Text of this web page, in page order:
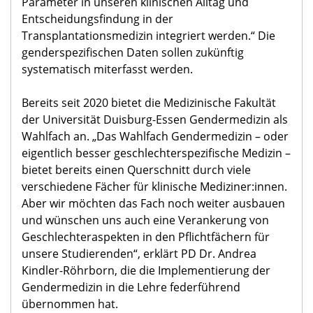
Entscheidungsfindung in der
Transplantationsmedizin integriert werden.“ Die
genderspezifischen Daten sollen zukünftig
systematisch miterfasst werden.
Bereits seit 2020 bietet die Medizinische Fakultät
der Universität Duisburg-Essen Gendermedizin als
Wahlfach an. „Das Wahlfach Gendermedizin – oder
eigentlich besser geschlechterspezifische Medizin –
bietet bereits einen Querschnitt durch viele
verschiedene Fächer für klinische Mediziner:innen.
Aber wir möchten das Fach noch weiter ausbauen
und wünschen uns auch eine Verankerung von
Geschlechteraspekten in den Pflichtfächern für
unsere Studierenden“, erklärt PD Dr. Andrea
Kindler-Röhrborn, die die Implementierung der
Gendermedizin in die Lehre federführend
übernommen hat.